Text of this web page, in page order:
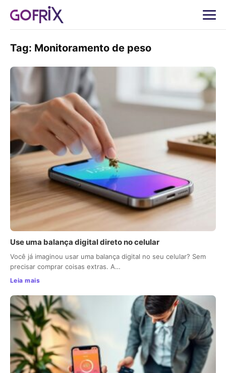
Tag: Monitoramento de peso
Use uma balança digital direto no celular
Você já imaginou usar uma balança digital no seu celular? Sem
precisar comprar coisas extras. A…
Leia mais